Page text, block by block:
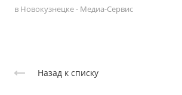
в Новокузнецке - Медиа-Сервис
Назад к списку